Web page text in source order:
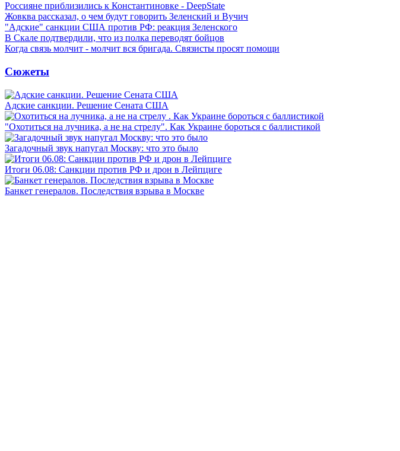
Россияне приблизились к Константиновке - DeepState
Жовква рассказал, о чем будут говорить Зеленский и Вучич
"Адские" санкции США против РФ: реакция Зеленского
В Скале подтвердили, что из полка переводят бойцов
Когда связь молчит - молчит вся бригада. Связисты просят помощи
Сюжеты
Адские санкции. Решение Сената США
"Охотиться на лучника, а не на стрелу". Как Украине бороться с баллистикой
Загадочный звук напугал Москву: что это было
Итоги 06.08: Санкции против РФ и дрон в Лейпциге
Банкет генералов. Последствия взрыва в Москве